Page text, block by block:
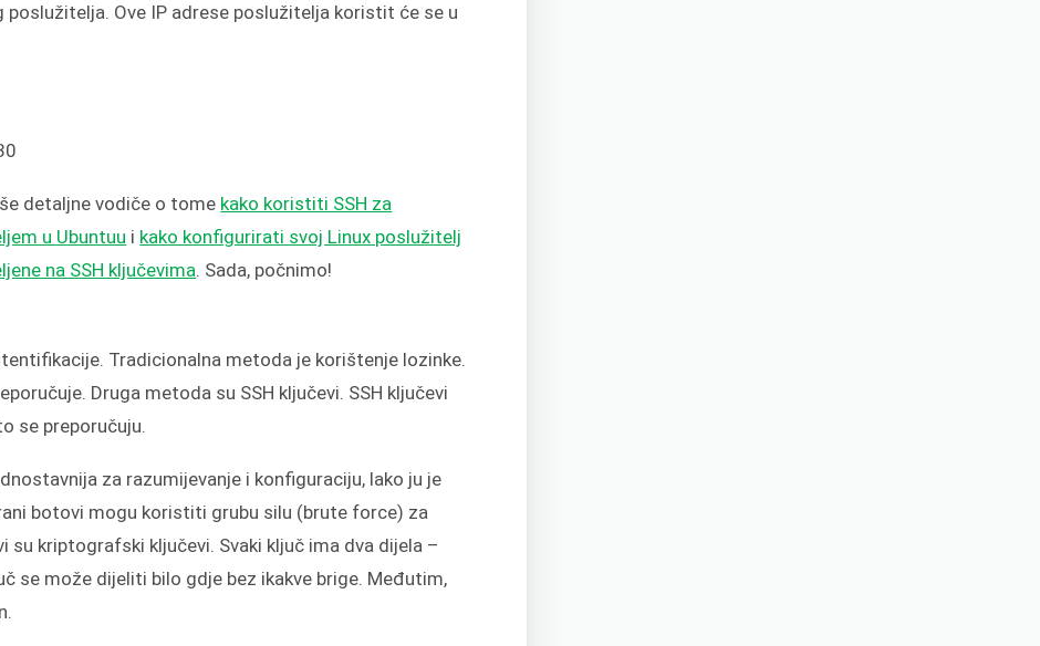
poslužitelja. Ove IP adrese poslužitelja koristit će se u
detaljne vodiče o tome kako koristiti SSH za
u Ubuntuu i kako konfigurirati svoj Linux poslužitelj
na SSH ključevima. Sada, počnimo!
Tradicionalna metoda je korištenje lozinke.
Druga metoda su SSH ključevi. SSH ključevi
se preporučuju.
za razumijevanje i konfiguraciju, lako ju je
botovi mogu koristiti grubu silu (brute force) za
su kriptografski ključevi. Svaki ključ ima dva dijela –
se može dijeliti bilo gdje bez ikakve brige. Međutim,